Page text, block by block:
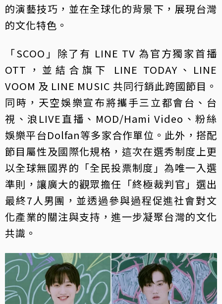
的演藝技巧，並在全球化的背景下，展現台灣
的文化特色。
「SCOO」除了有 LINE TV 為官方獨家首播
OTT，並結合旗下 LINE TODAY、LINE
VOOM 及 LINE MUSIC 共同行銷此跨國節目。
同時，天空娛樂宣布將攜手三立都會台、台
視、浪LIVE直播、MOD/Hami Video、粉絲
娛樂平台Dolfan等多家合作單位。此外，搭配
節目屬性及國際化規格，這次在選秀制度上更
以全球無國界的「全民投票制度」為唯一入選
準則，讓廣大的觀眾擔任「終極裁判官」選出
最終7人男團，並透過參與過程促進社會對文
化產業的關注與支持，進一步凝聚台灣的文化
共識。